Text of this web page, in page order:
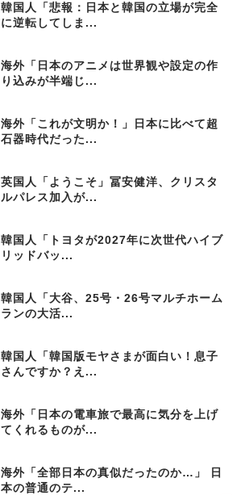
韓国人「悲報：日本と韓国の立場が完全
に逆転してしま...
海外「日本のアニメは世界観や設定の作
り込みが半端じ...
海外「これが文明か！」日本に比べて超
石器時代だった...
英国人「ようこそ」冨安健洋、クリスタ
ルパレス加入が...
韓国人「トヨタが2027年に次世代ハイブ
リッドバッ...
韓国人「大谷、25号・26号マルチホーム
ランの大活...
韓国人「韓国版モヤさまが面白い！息子
さんですか？え...
海外「日本の電車旅で最高に気分を上げ
てくれるものが...
海外「全部日本の真似だったのか…」 日
本の普通のテ...